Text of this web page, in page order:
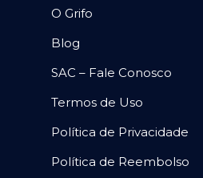
O Grifo
Blog
SAC – Fale Conosco
Termos de Uso
Política de Privacidade
Política de Reembolso